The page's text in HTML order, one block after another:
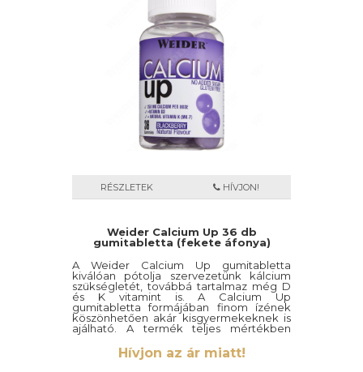
RÉSZLETEK HÍVJON!
Weider Calcium Up 36 db
gumitabletta (fekete áfonya)
A Weider Calcium Up gumitabletta
kiválóan pótolja szervezetünk kálcium
szükségletét, továbbá tartalmaz még D
és K vitamint is. A Calcium Up
gumitabletta formájában finom ízének
köszönhetően akár kisgyermekeknek is
ajálható. A termék teljes mértékben
cukor és gluténmentes,így akár a
gluténérzékenyek vagy a
cukorbetegséggel küzdők is
Hívjon az ár miatt!